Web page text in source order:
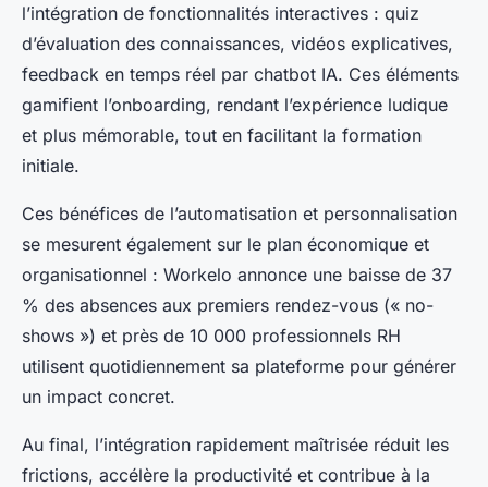
l’intégration de fonctionnalités interactives : quiz
d’évaluation des connaissances, vidéos explicatives,
feedback en temps réel par chatbot IA. Ces éléments
gamifient l’onboarding, rendant l’expérience ludique
et plus mémorable, tout en facilitant la formation
initiale.
Ces bénéfices de l’automatisation et personnalisation
se mesurent également sur le plan économique et
organisationnel : Workelo annonce une baisse de 37
% des absences aux premiers rendez-vous (« no-
shows ») et près de 10 000 professionnels RH
utilisent quotidiennement sa plateforme pour générer
un impact concret.
Au final, l’intégration rapidement maîtrisée réduit les
frictions, accélère la productivité et contribue à la